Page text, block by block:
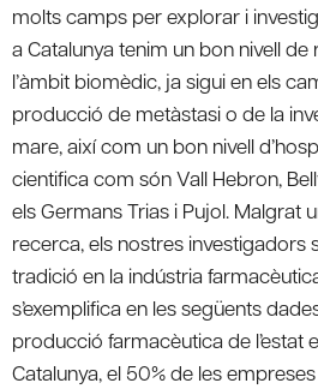
molts camps per explorar i
a Catalunya tenim un bon nivell
l’àmbit biomèdic, ja sigui en els
producció de metàstasi o de la
mare, així com un bon nivell
cientifica com són Vall Hebron,
els Germans Trias i Pujol. Malgrat
recerca, els nostres investigadors
tradició en la indústria
s’exemplifica en les següents
producció farmacèutica de l’estat
Catalunya, el 50% de les